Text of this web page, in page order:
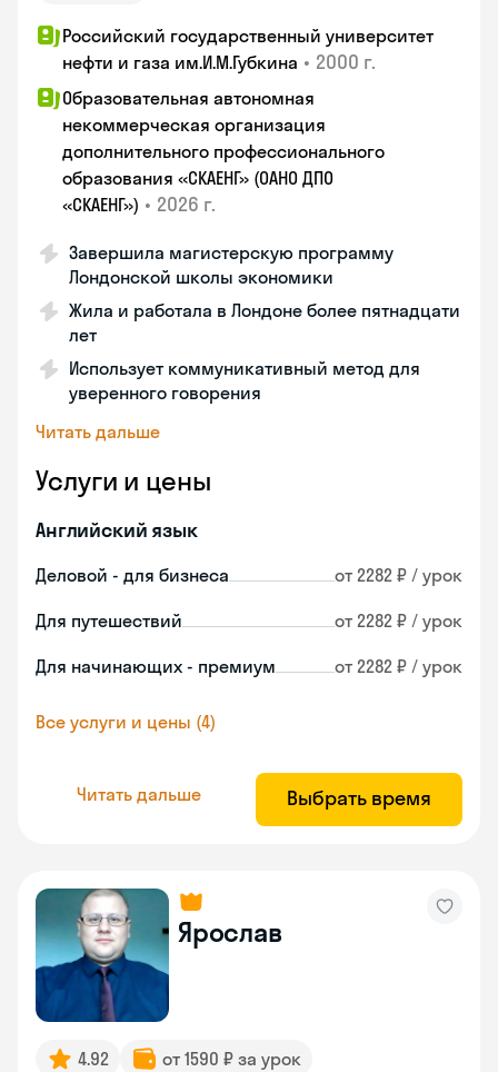
Российский государственный университет
нефти и газа им.И.М.Губкина • 2000 г.
Образовательная автономная
некоммерческая организация
дополнительного профессионального
образования «СКАЕНГ» (ОАНО ДПО
«СКАЕНГ») • 2026 г.
Завершила магистерскую программу
Лондонской школы экономики
Жила и работала в Лондоне более пятнадцати
лет
Использует коммуникативный метод для
уверенного говорения
Читать дальше
Услуги и цены
Английский язык
Деловой - для бизнеса от 2282 ₽ / урок
Для путешествий от 2282 ₽ / урок
Для начинающих - премиум от 2282 ₽ / урок
Все услуги и цены (4)
Читать дальше Выбрать время
Ярослав
4.92
от 1590 ₽ за урок